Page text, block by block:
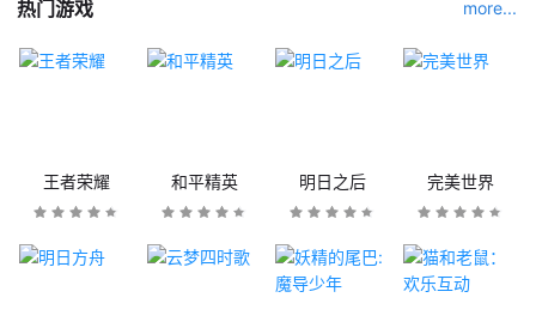
热门游戏 more...
王者荣耀 和平精英 明日之后 完美世界